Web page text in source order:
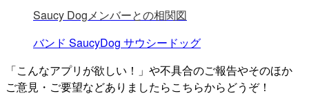
Saucy Dogメンバーとの相関図
バンド SaucyDog サウシードッグ
「こんなアプリが欲しい！」や不具合のご報告やそのほか
ご意見・ご要望などありましたらこちらからどうぞ！